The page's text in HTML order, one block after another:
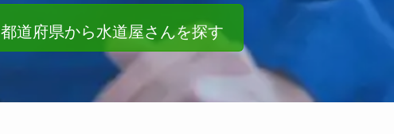
都道府県から水道屋さんを探す